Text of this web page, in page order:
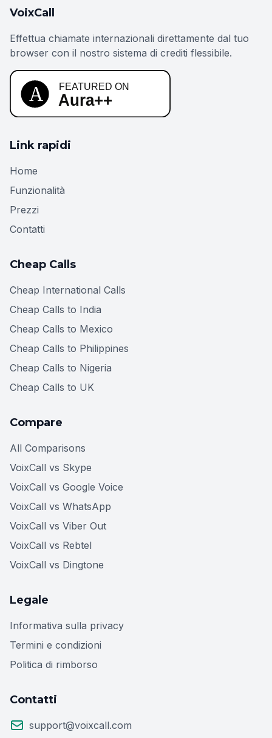
VoixCall
Effettua chiamate internazionali direttamente dal tuo
browser con il nostro sistema di crediti flessibile.
Link rapidi
Home
Funzionalità
Prezzi
Contatti
Cheap Calls
Cheap International Calls
Cheap Calls to India
Cheap Calls to Mexico
Cheap Calls to Philippines
Cheap Calls to Nigeria
Cheap Calls to UK
Compare
All Comparisons
VoixCall vs Skype
VoixCall vs Google Voice
VoixCall vs WhatsApp
VoixCall vs Viber Out
VoixCall vs Rebtel
VoixCall vs Dingtone
Legale
Informativa sulla privacy
Termini e condizioni
Politica di rimborso
Contatti
support@voixcall.com